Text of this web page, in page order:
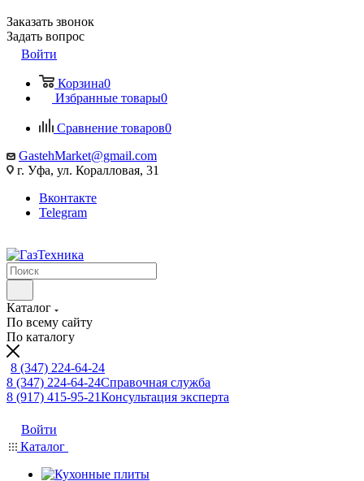
Заказать звонок
Задать вопрос
Войти
Корзина0
Избранные товары0
Сравнение товаров0
GastehMarket@gmail.com
г. Уфа, ул. Коралловая, 31
Вконтакте
Telegram
Каталог
По всему сайту
По каталогу
8 (347) 224-64-24
8 (347) 224-64-24Справочная служба
8 (917) 415-95-21Консультация эксперта
Войти
Каталог